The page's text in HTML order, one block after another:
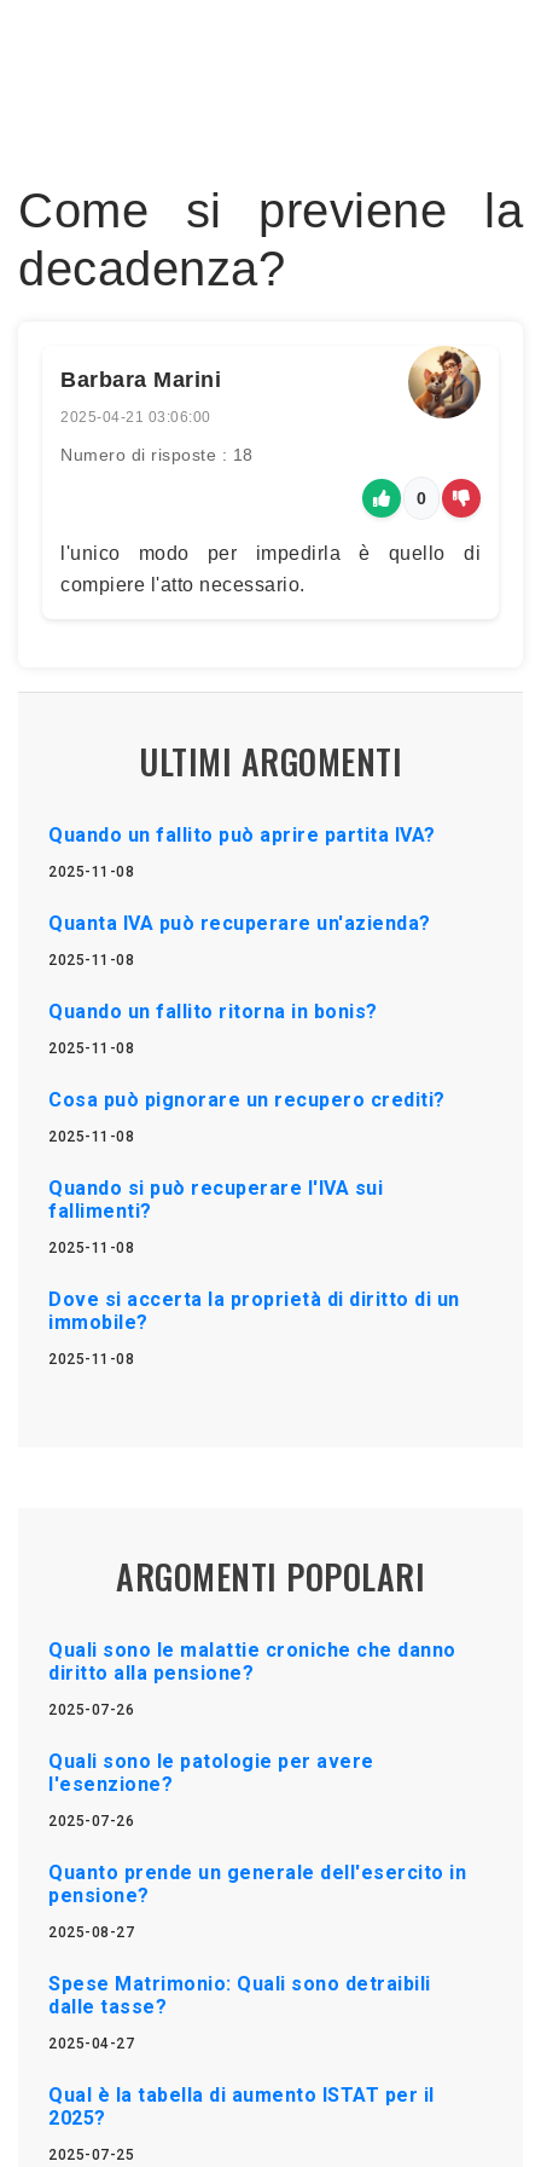
Come si previene la
decadenza?
Barbara Marini
2025-04-21 03:06:00
Numero di risposte : 18
0
l'unico modo per impedirla è quello di
compiere l'atto necessario.
ULTIMI ARGOMENTI
Quando un fallito può aprire partita IVA?
2025-11-08
Quanta IVA può recuperare un'azienda?
2025-11-08
Quando un fallito ritorna in bonis?
2025-11-08
Cosa può pignorare un recupero crediti?
2025-11-08
Quando si può recuperare l'IVA sui
fallimenti?
2025-11-08
Dove si accerta la proprietà di diritto di un
immobile?
2025-11-08
ARGOMENTI POPOLARI
Quali sono le malattie croniche che danno
diritto alla pensione?
2025-07-26
Quali sono le patologie per avere
l'esenzione?
2025-07-26
Quanto prende un generale dell'esercito in
pensione?
2025-08-27
Spese Matrimonio: Quali sono detraibili
dalle tasse?
2025-04-27
Qual è la tabella di aumento ISTAT per il
2025?
2025-07-25